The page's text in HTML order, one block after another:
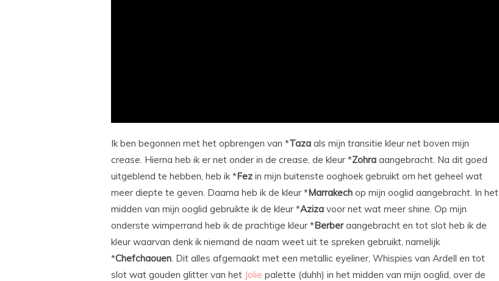
Ik ben begonnen met het opbrengen van *Taza als mijn transitie kleur net boven mijn
crease. Hierna heb ik er net onder in de crease, de kleur *Zohra aangebracht. Na dit goed
uitgeblend te hebben, heb ik *Fez in mijn buitenste ooghoek gebruikt om het geheel wat
meer diepte te geven. Daarna heb ik de kleur *Marrakech op mijn ooglid aangebracht. In het
midden van mijn ooglid gebruikte ik de kleur *Aziza voor net wat meer shine. Op mijn
onderste wimperrand heb ik de prachtige kleur *Berberaangebracht en tot slot heb ik de
kleur waarvan denk ik niemand de naam weet uit te spreken gebruikt, namelijk
*Chefchaouen . Dit alles afgemaakt met een metallic eyeliner, Whispies van Ardell en tot
slot wat gouden glitter van het Jolie palette (duhh) in het midden van mijn ooglid, over de